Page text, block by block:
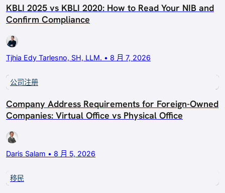
KBLI 2025 vs KBLI 2020: How to Read Your NIB and
Confirm Compliance
Tjhia Edy Tarlesno, SH, LLM. • 8 月 7, 2026
公司注册
Company Address Requirements for Foreign-Owned
Companies: Virtual Office vs Physical Office
Daris Salam • 8 月 5, 2026
移民